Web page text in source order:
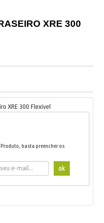
XRE 300
XRE 300 Flexivel
basta preencher os